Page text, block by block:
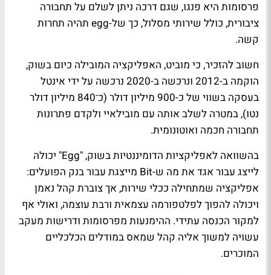
פרסומות היא פנגו, שגם דרכה ניתן לשלם על תחבורה
ציבורית, כולל שירותי מסלול, כך של-egg תהיה תחרות
קשה.
חשוב להזכיר, כי מוביט, האפליקציה המובילה כיום בשוק,
הוקמה ב-2012 ונרכשה ב-2020 נרכשה על ידי אינטל
בעסקה בשווי של כ-900 מיליון דולר (כ־840 מיליון דולר
נטו), במטרה לשלב אותה עם מובילאיי ולקדם פתרונות
תחבורה חכמה ואוטונומית.
בהשוואה לאפליקציות הדומיננטיות בשוק, "Egg" יכולה
לייצג עבור אגד את מה ש-Bit מייצגת עבור בנק הפועלים:
אפליקציה שמתחילה ככלי שירות, אך צוברת קהל נאמן
ויכולה להפוך לפלטפורמה עצמאית ורבת עוצמה, ואולי אף
למקור הכנסה עתידי. ההימנעות מפרסומות ודרישות מעקב
עשויה למשוך אליה קהל שמאס במודלים הכלכליים
המוכרים.